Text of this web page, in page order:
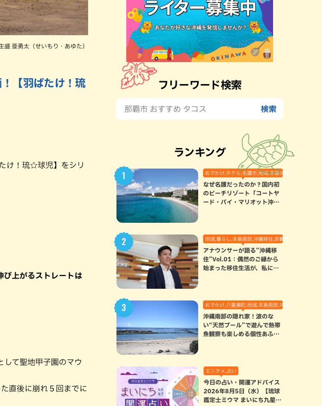
盛 亜勇太（せいもり・あゆた）
【羽ばたけ！琉
け！琉☆球児】をシリ
び上がるストレートは
して聖地甲子園のマウ
直後に崩れ５回までに
フリーワード検索
ランキング
おでかけ,ホテル,名護市,地域,本島北部
なぜ名護だったのか？国内初
のビーチリゾート「コートヤ
ード・バイ・マリオット沖縄
地域,暮らし,本島南部,沖縄移住,那覇市
アナウンサーが語る”沖縄移
住”Vol.01：偶然のご縁から
始まった移住生活が、私にと
おでかけ,八重瀬町,地域,本島南部,沖縄の海,自然
沖縄南部の隠れ家！波のな
い“天然プール”で遊んで熱帯
魚観察も楽しめる個性あふれ
エンタメ,占い
今日の占い・開運アドバイス
2026年8月5日（水）【琉球
鑑定士ミウマ まいにち九星気